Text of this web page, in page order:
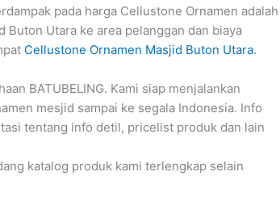
pada harga Cellustone Ornamen adalah
Utara ke area pelanggan dan biaya
Cellustone Ornamen Masjid Buton Utara.
BATUBELING. Kami siap menjalankan
mesjid sampai ke segala Indonesia. Info
tentang info detil, pricelist produk dan lain
katalog produk kami terlengkap selain